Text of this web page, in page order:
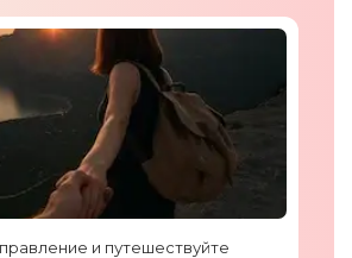
и путешествуйте